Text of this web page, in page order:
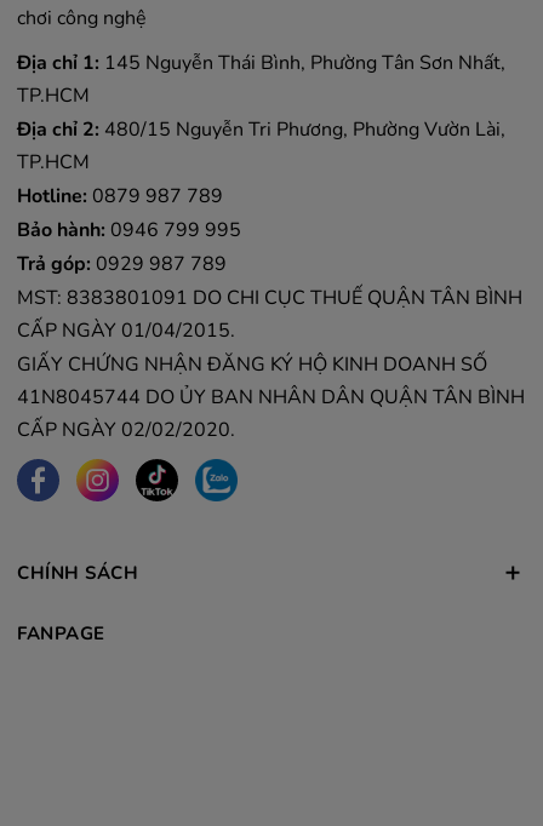
chơi công nghệ
Địa chỉ 1: 145 Nguyễn Thái Bình, Phường Tân Sơn Nhất,
TP.HCM
Địa chỉ 2: 480/15 Nguyễn Tri Phương, Phường Vườn Lài,
TP.HCM
Hotline: 0879 987 789
Bảo hành: 0946 799 995
Trả góp: 0929 987 789
MST: 8383801091 DO CHI CỤC THUẾ QUẬN TÂN BÌNH
CẤP NGÀY 01/04/2015.
GIẤY CHỨNG NHẬN ĐĂNG KÝ HỘ KINH DOANH SỐ
41N8045744 DO ỦY BAN NHÂN DÂN QUẬN TÂN BÌNH
CẤP NGÀY 02/02/2020.
CHÍNH SÁCH
FANPAGE